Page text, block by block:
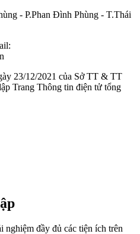
- P.Phan Đình Phùng - T.Thái
23/12/2021 của Sở TT & TT
Trang Thông tin điện tử tổng
nghiệm đầy đủ các tiện ích trên